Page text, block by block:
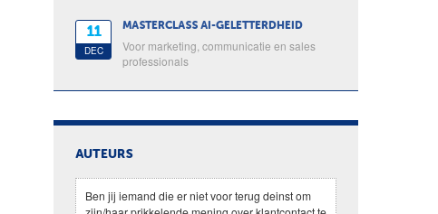
11
DEC
MASTERCLASS AI-GELETTERDHEID
Voor marketing, communicatie en sales
professionals
AUTEURS
Ben jij iemand die er niet voor terug deinst om